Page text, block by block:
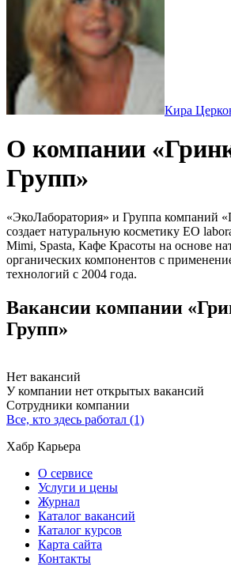
Кира
О компании
Групп»
«ЭкоЛаборатория» и Группа компаний
создает натуральную косметику EO
Mimi, Spasta, Кафе Красоты на основе
органических компонентов с
технологий с 2004 года.
Вакансии компании
Групп»
Нет вакансий
У компании нет открытых вакансий
Сотрудники компании
Все, кто здесь работал (1)
Хабр Карьера
О сервисе
Услуги и цены
Журнал
Каталог вакансий
Каталог курсов
Карта сайта
Контакты